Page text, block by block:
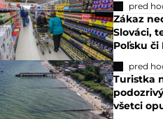
pred
Zákaz
Slováci,
Poľsku či
pred
Turistka
všetci